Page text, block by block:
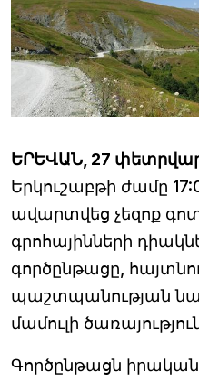
ԵՐԵՎԱՆ, 27
Երկուշաբթի ժամը
ավարտվեց չեզոք
գրոհայինների
գործընթացը,
պաշտպանության
մամուլի
Գործընթացն